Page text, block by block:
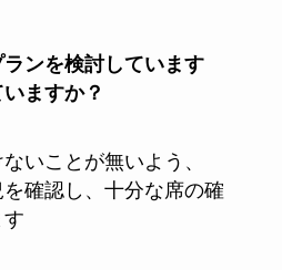
ンを検討しています
ますか？
いことが無いよう、
確認し、十分な席の確